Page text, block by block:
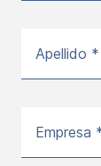
Apellido *
Empresa